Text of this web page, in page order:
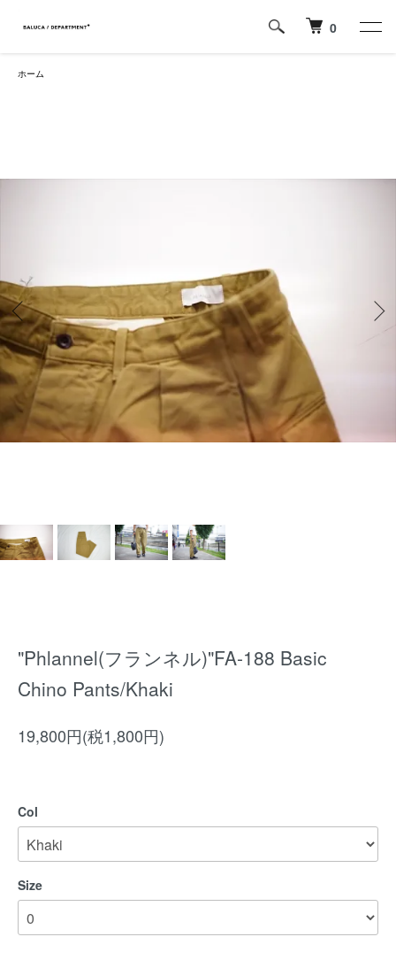
0
ホーム
"Phlannel(フランネル)"FA-188 Basic
Chino Pants/Khaki
19,800円(税1,800円)
Col
Size